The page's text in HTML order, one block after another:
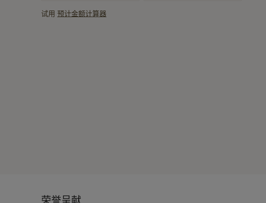
试用 预计金额计算器
荣誉呈献